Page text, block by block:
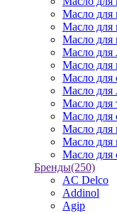
Масло для
Масло для
Масло для
Масло для
Масло для
Масло для
Масло для
Масло для
Масло для
Масло для
Масло для
Масло для
Бренды(250)
AC Delco
Addinol
Agip